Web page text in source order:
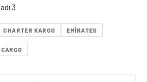
3
CHARTER KARGO EMIRATES